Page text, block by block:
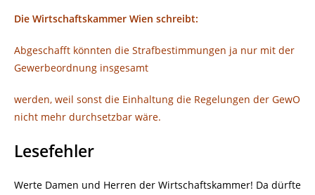
Die Wirtschaftskammer Wien schreibt:
Abgeschafft könnten die Strafbestimmungen ja nur mit der
Gewerbeordnung insgesamt
werden, weil sonst die Einhaltung die Regelungen der GewO
nicht mehr durchsetzbar wäre.
Lesefehler
Werte Damen und Herren der Wirtschaftskammer! Da dürfte